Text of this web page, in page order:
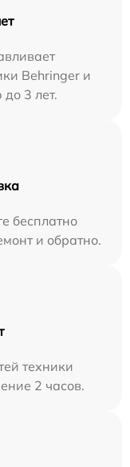
Behringer и
3 лет.
бесплатно
и обратно.
техники
2 часов.